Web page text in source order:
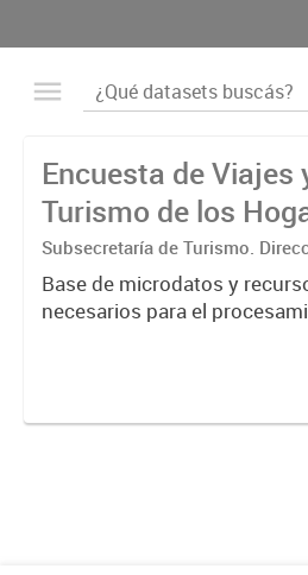
Encuesta de Viajes
Turismo de los
(EVyTH) -
Subsecretaría de Turismo.
Nacional de Mercados y
Base de microdatos y
necesarios para el